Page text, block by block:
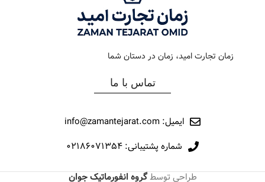
کرونوگراف
رفرانس 22020
نوع ساعت
رفرانس
برند
زمان تجارت امید، زمان در دستان شما
تماس با ما
ایمیل: info@zamantejarat.com
شماره پشتیبانی: ۰۲۱۸۶۰۷۱۳۵۴
طراحی توسطگروه انفورماتیک جوان